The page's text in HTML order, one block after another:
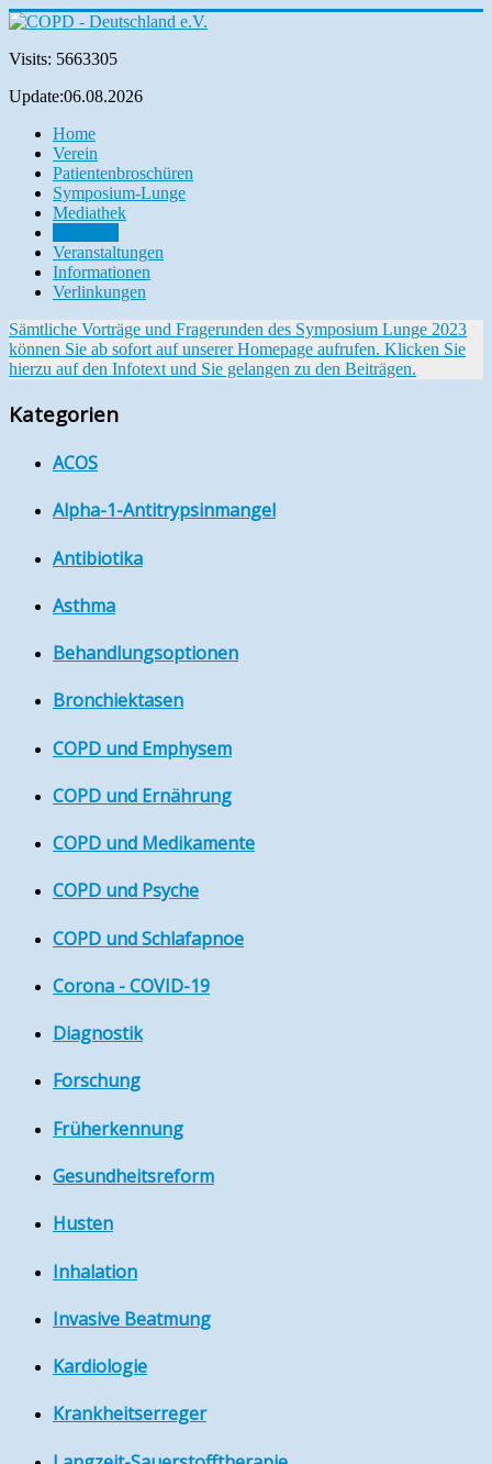
Visits: 5663305
Update:06.08.2026
Home
Verein
Patientenbroschüren
Symposium-Lunge
Mediathek
Veranstaltungen
Informationen
Verlinkungen
Sämtliche Vorträge und Fragerunden des Symposium Lunge 2023
können Sie ab sofort auf unserer Homepage aufrufen. Klicken Sie
hierzu auf den Infotext und Sie gelangen zu den Beiträgen.
Kategorien
ACOS
Alpha-1-Antitrypsinmangel
Antibiotika
Asthma
Behandlungsoptionen
Bronchiektasen
COPD und Emphysem
COPD und Ernährung
COPD und Medikamente
COPD und Psyche
COPD und Schlafapnoe
Corona - COVID-19
Diagnostik
Forschung
Früherkennung
Gesundheitsreform
Husten
Inhalation
Invasive Beatmung
Kardiologie
Krankheitserreger